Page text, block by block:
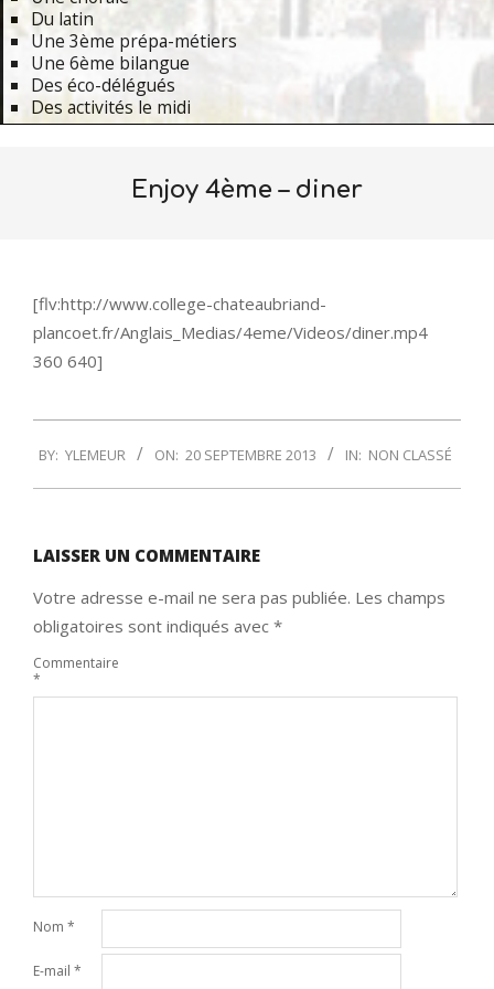
Du latin
Une 3ème prépa-métiers
Une 6ème bilangue
Des éco-délégués
Des activités le midi
Enjoy 4ème – diner
[flv:http://www.college-chateaubriand-
plancoet.fr/Anglais_Medias/4eme/Videos/diner.mp4
360 640]
09-
20
BY: YLEMEUR ON: 20 SEPTEMBRE 2013 IN: NON CLASSÉ
LAISSER UN COMMENTAIRE
Votre adresse e-mail ne sera pas publiée. Les champs
obligatoires sont indiqués avec *
Commentaire
*
Nom *
E-mail *